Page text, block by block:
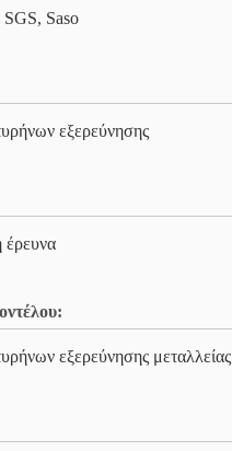
Saso
εξερεύνησης
έρευνα
εξερεύνησης μεταλλείας